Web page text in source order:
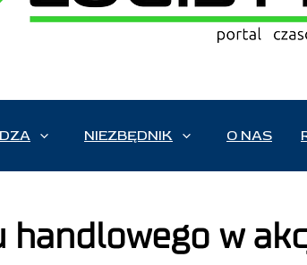
NIEZBĘDNIK O NAS
handlowego w